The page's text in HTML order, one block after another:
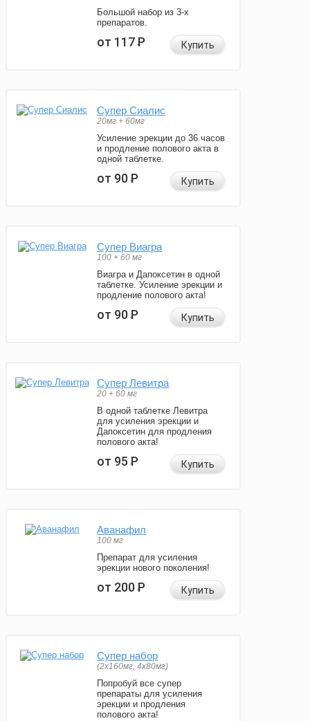
Большой набор из 3-х
препаратов.
от 117Р Купить
Супер Сиалис
20мг + 60мг
Усиление эрекции до 36 часов
и продление полового акта в
одной таблетке.
от 90Р Купить
Супер Виагра
100 + 60 мг
Виагра и Дапоксетин в одной
таблетке. Усиление эрекции и
продление полового акта!
от 90Р Купить
Супер Левитра
20 + 60 мг
В одной таблетке Левитра
для усиления эрекции и
Дапоксетин для продления
полового акта!
от 95Р Купить
Аванафил
100 мг
Препарат для усиления
эрекции нового поколения!
от 200Р Купить
Супер набор
(2х160мг, 4х80мг)
Попробуй все супер
препараты для усиления
эрекции и продления
полового акта!